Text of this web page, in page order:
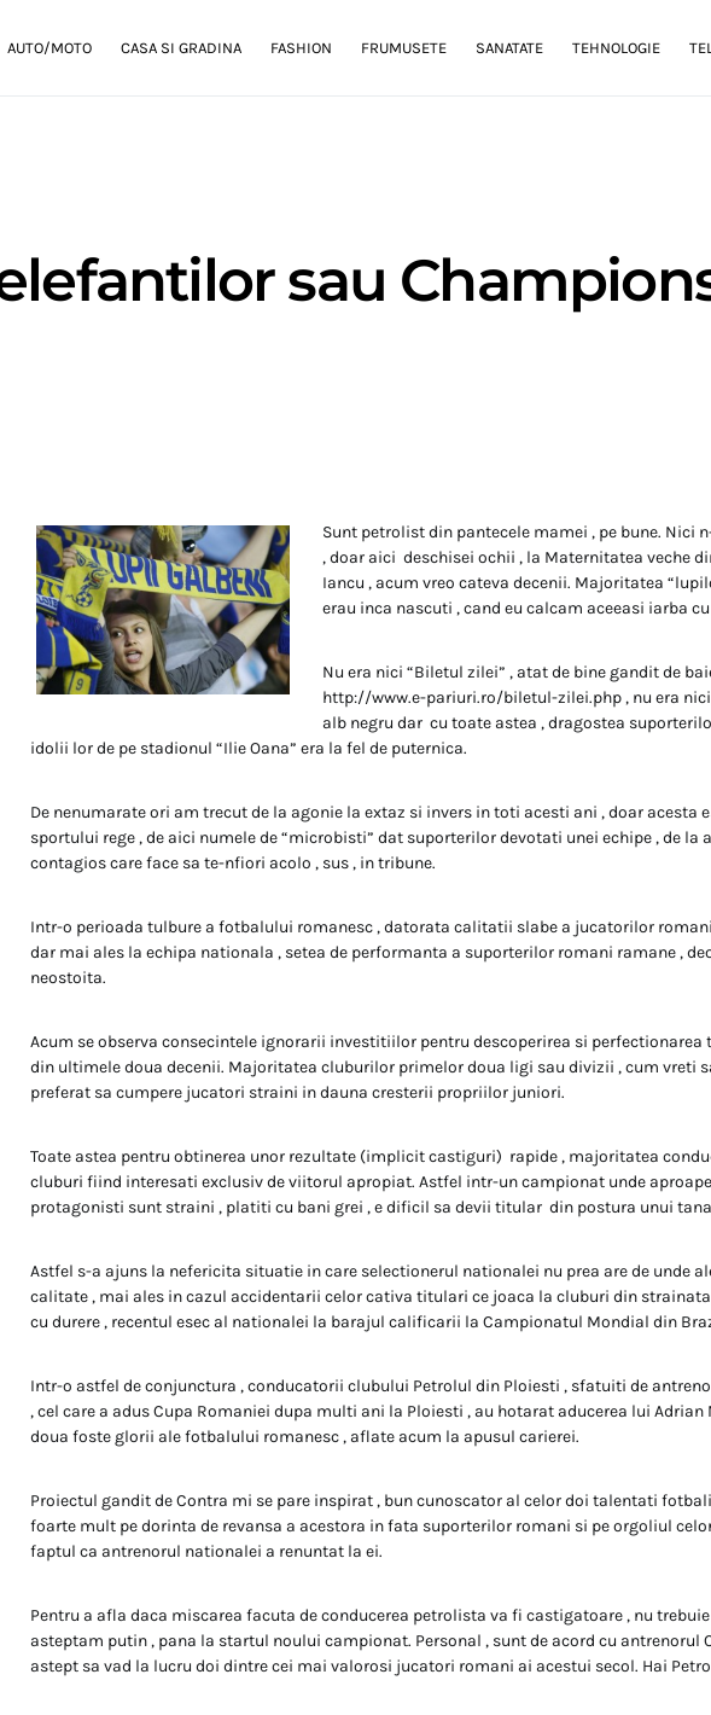
AUTO/MOTO CASA SI GRADINA FASHION FRUMUSETE SANATATE TEHNOLOGIE
sau
Sunt petrolist din pantecele mamei , pe bune. Nici
, doar aici deschisei ochii , la Maternitatea veche
Iancu , acum vreo cateva decenii. Majoritatea
erau inca nascuti , cand eu calcam aceeasi iarba
Nu era nici “Biletul zilei” , atat de bine gandit de
http://www.e-pariuri.ro/biletul-zilei.php , nu era nici
alb negru dar cu toate astea , dragostea
idolii lor de pe stadionul “Ilie Oana” era la fel de puternica.
De nenumarate ori am trecut de la agonie la extaz si invers in toti acesti ani , doar acesta
sportului rege , de aici numele de “microbisti” dat suporterilor devotati unei echipe , de la
contagios care face sa te-nfiori acolo , sus , in tribune.
Intr-o perioada tulbure a fotbalului romanesc , datorata calitatii slabe a jucatorilor
dar mai ales la echipa nationala , setea de performanta a suporterilor romani ramane ,
neostoita.
Acum se observa consecintele ignorarii investitiilor pentru descoperirea si perfectionarea
din ultimele doua decenii. Majoritatea cluburilor primelor doua ligi sau divizii , cum vreti
preferat sa cumpere jucatori straini in dauna cresterii propriilor juniori.
Toate astea pentru obtinerea unor rezultate (implicit castiguri) rapide , majoritatea
cluburi fiind interesati exclusiv de viitorul apropiat. Astfel intr-un campionat unde
protagonisti sunt straini , platiti cu bani grei , e dificil sa devii titular din postura unui
Astfel s-a ajuns la nefericita situatie in care selectionerul nationalei nu prea are de unde
calitate , mai ales in cazul accidentarii celor cativa titulari ce joaca la cluburi din
cu durere , recentul esec al nationalei la barajul calificarii la Campionatul Mondial din
Intr-o astfel de conjunctura , conducatorii clubului Petrolul din Ploiesti , sfatuiti de
, cel care a adus Cupa Romaniei dupa multi ani la Ploiesti , au hotarat aducerea lui Adrian
doua foste glorii ale fotbalului romanesc , aflate acum la apusul carierei.
Proiectul gandit de Contra mi se pare inspirat , bun cunoscator al celor doi talentati
foarte mult pe dorinta de revansa a acestora in fata suporterilor romani si pe orgoliul
faptul ca antrenorul nationalei a renuntat la ei.
Pentru a afla daca miscarea facuta de conducerea petrolista va fi castigatoare , nu
asteptam putin , pana la startul noului campionat. Personal , sunt de acord cu antrenorul
astept sa vad la lucru doi dintre cei mai valorosi jucatori romani ai acestui secol. Hai